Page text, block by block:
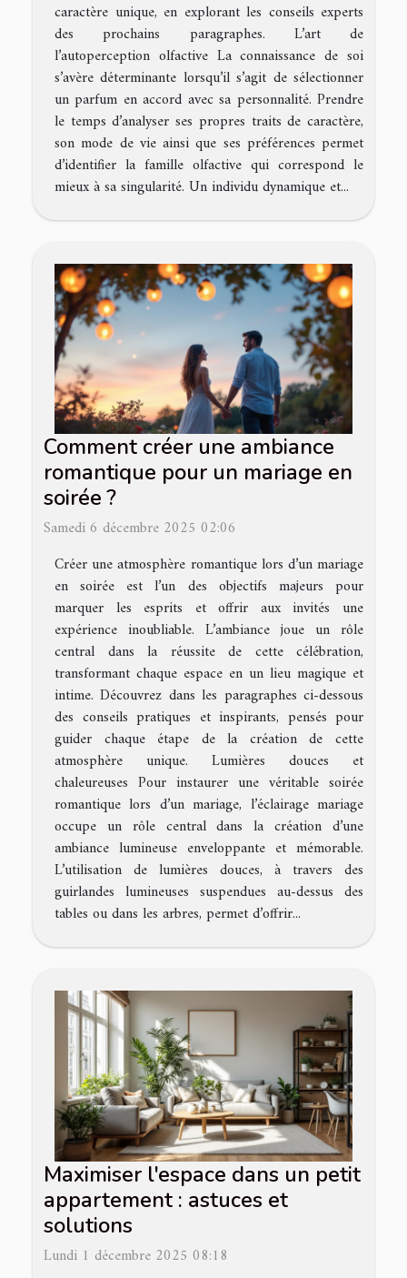
caractère unique, en explorant les conseils experts
des prochains paragraphes. L’art de
l’autoperception olfactive La connaissance de soi
s’avère déterminante lorsqu’il s’agit de sélectionner
un parfum en accord avec sa personnalité. Prendre
le temps d’analyser ses propres traits de caractère,
son mode de vie ainsi que ses préférences permet
d’identifier la famille olfactive qui correspond le
mieux à sa singularité. Un individu dynamique et...
Comment créer une ambiance
romantique pour un mariage en
soirée ?
Samedi 6 décembre 2025 02:06
Créer une atmosphère romantique lors d’un mariage
en soirée est l’un des objectifs majeurs pour
marquer les esprits et offrir aux invités une
expérience inoubliable. L’ambiance joue un rôle
central dans la réussite de cette célébration,
transformant chaque espace en un lieu magique et
intime. Découvrez dans les paragraphes ci-dessous
des conseils pratiques et inspirants, pensés pour
guider chaque étape de la création de cette
atmosphère unique. Lumières douces et
chaleureuses Pour instaurer une véritable soirée
romantique lors d’un mariage, l’éclairage mariage
occupe un rôle central dans la création d’une
ambiance lumineuse enveloppante et mémorable.
L’utilisation de lumières douces, à travers des
guirlandes lumineuses suspendues au-dessus des
tables ou dans les arbres, permet d’offrir...
Maximiser l'espace dans un petit
appartement : astuces et
solutions
Lundi 1 décembre 2025 08:18